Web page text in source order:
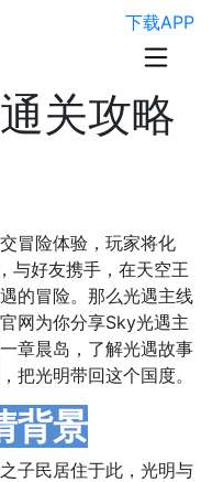
下载APP
关攻略
冒险体验，玩家将化
与好友携手，在天空王
的冒险。那么光遇主线
网为你分享Sky光遇主
章晨岛，了解光遇故事
把光明带回这个国度。
背景
子民居住于此，光明与